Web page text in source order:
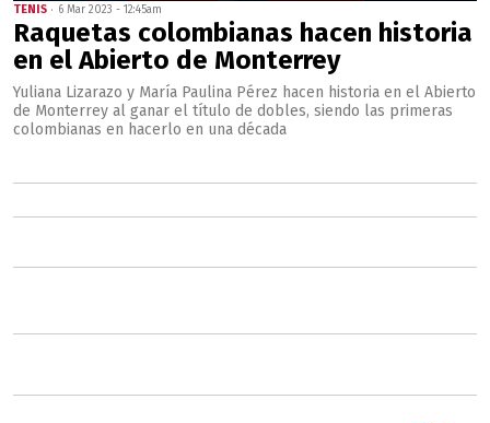
TENIS 6 Mar 2023 - 12:45am
Raquetas colombianas hacen historia
en el Abierto de Monterrey
Yuliana Lizarazo y María Paulina Pérez hacen historia en el Abierto
de Monterrey al ganar el título de dobles, siendo las primeras
colombianas en hacerlo en una década